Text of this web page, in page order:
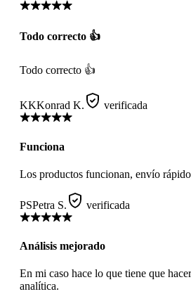
Todo correcto 👍
Todo correcto 👍
KKKonrad K. verificada
Funciona
Los productos funcionan, envío
PSPetra S. verificada
Análisis mejorado
En mi caso hace lo que tiene que
analítica.